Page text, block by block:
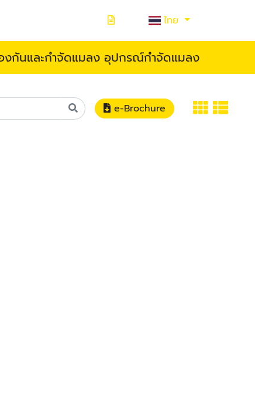
ไทย
งกันและกำจัดแมลง อุปกรณ์กำจัดแมลง
e-Brochure